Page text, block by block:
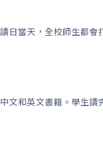
日當天，全校師生都
文和英文書籍。學生